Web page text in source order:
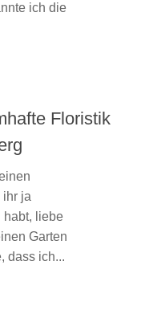
ich die
Floristik
ihr ja
habt, liebe
Garten
dass ich...